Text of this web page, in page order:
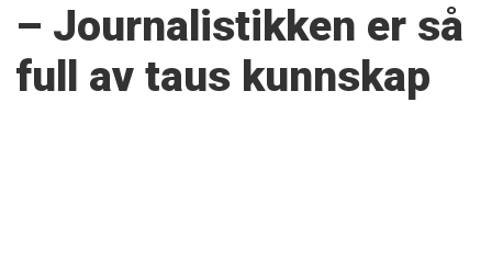
– Journalistikken er så
full av taus kunnskap